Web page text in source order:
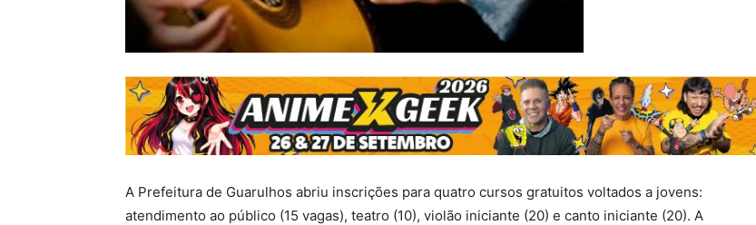
A Prefeitura de Guarulhos abriu inscrições para quatro cursos gratuitos voltados a jovens:
atendimento ao público (15 vagas), teatro (10), violão iniciante (20) e canto iniciante (20). A